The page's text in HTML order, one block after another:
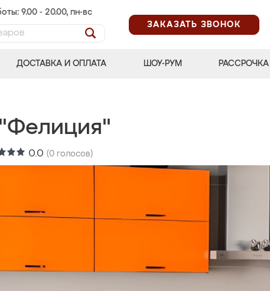
9.00 - 20.00, пн-вс
ЗАКАЗАТЬ ЗВОНОК
ДОСТАВКА И ОПЛАТА ШОУ-РУМ РАССРОЧКА
0.0 (0 голосов)